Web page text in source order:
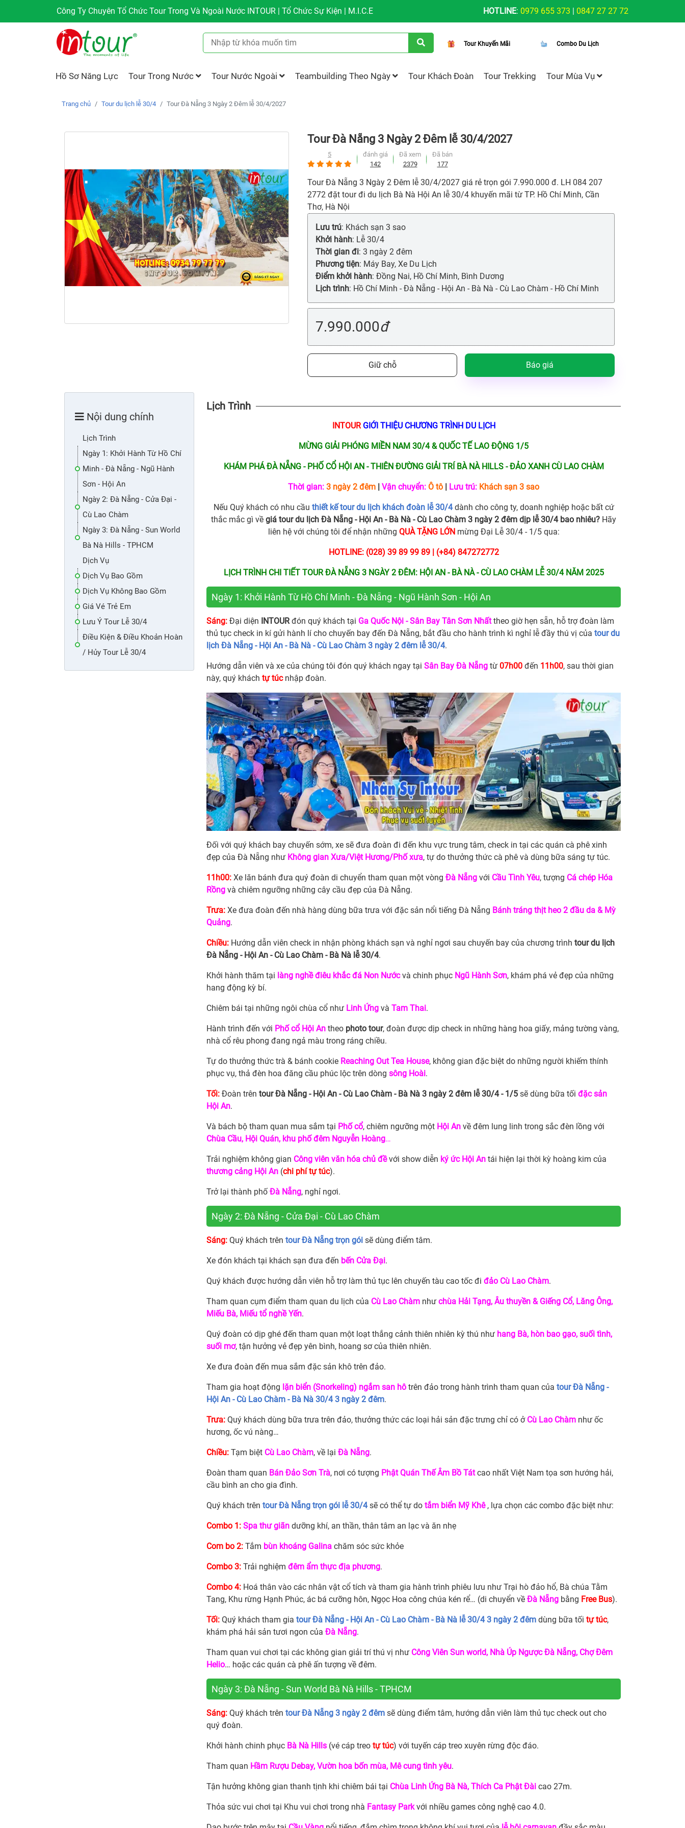
Công Ty Chuyên Tổ Chức Tour Trong Và Ngoài Nước INTOUR | Tổ Chức Sự Kiện | M.I.C.E HOTLINE: 0979 655 373 | 0847 27 27 72
Tour Khuyến Mãi Combo Du Lịch
Hồ Sơ Năng Lực Tour Trong Nước Tour Nước Ngoài Teambuilding Theo Ngày Tour Khách Đoàn Tour Trekking Tour Mùa Vụ
Trang chủ Tour du lịch lễ 30/4 Tour Đà Nẵng 3 Ngày 2 Đêm lễ 30/4/2027
Tour Đà Nẵng 3 Ngày 2 Đêm lễ 30/4/2027
5
đánh giá
142
Đã xem
2379
Đã bán
177
Tour Đà Nẵng 3 Ngày 2 Đêm lễ 30/4/2027 giá rẻ trọn gói 7.990.000 đ. LH 084 207
2772 đặt tour đi du lịch Bà Nà Hội An lễ 30/4 khuyến mãi từ TP. Hồ Chí Minh, Cần
Thơ, Hà Nội
Lưu trú: Khách sạn 3 sao
Khởi hành: Lễ 30/4
Thời gian đi: 3 ngày 2 đêm
Phương tiện: Máy Bay, Xe Du Lịch
Điểm khởi hành: Đồng Nai, Hồ Chí Minh, Bình Dương
Lịch trình: Hồ Chí Minh - Đà Nẵng - Hội An - Bà Nà - Cù Lao Chàm - Hồ Chí Minh
7.990.000đ
Giữ chỗ Báo giá
Nội dung chính
Lịch Trình
Ngày 1: Khởi Hành Từ Hồ Chí
Minh - Đà Nẵng - Ngũ Hành
Sơn - Hội An
Ngày 2: Đà Nẵng - Cửa Đại -
Cù Lao Chàm
Ngày 3: Đà Nẵng - Sun World
Bà Nà Hills - TPHCM
Dịch Vụ
Dịch Vụ Bao Gồm
Dịch Vụ Không Bao Gồm
Giá Vé Trẻ Em
Lưu Ý Tour Lễ 30/4
Điều Kiện & Điều Khoản Hoàn
/ Hủy Tour Lễ 30/4
Lịch Trình
INTOUR GIỚI THIỆU CHƯƠNG TRÌNH DU LỊCH
MỪNG GIẢI PHÓNG MIỀN NAM 30/4 & QUỐC TẾ LAO ĐỘNG 1/5
KHÁM PHÁ ĐÀ NẴNG - PHỐ CỔ HỘI AN - THIÊN ĐƯỜNG GIẢI TRÍ BÀ NÀ HILLS - ĐẢO XANH CÙ LAO CHÀM
Thời gian: 3 ngày 2 đêm | Vận chuyển: Ô tô | Lưu trú: Khách sạn 3 sao
Nếu Quý khách có nhu cầu thiết kế tour du lịch khách đoàn lễ 30/4dành cho công ty, doanh nghiệp hoặc bất cứ
thắc mắc gì về giá tour du lịch Đà Nẵng - Hội An - Bà Nà - Cù Lao Chàm 3 ngày 2 đêm dịp lễ 30/4 bao nhiêu? Hãy
liên hệ với chúng tôi để nhận những QUÀ TẶNG LỚNmừng Đại Lễ 30/4 - 1/5 qua:
HOTLINE: (028) 39 89 99 89 | (+84) 847272772
LỊCH TRÌNH CHI TIẾT TOUR ĐÀ NẴNG 3 NGÀY 2 ĐÊM: HỘI AN - BÀ NÀ - CÙ LAO CHÀM LỄ 30/4 NĂM 2025
Ngày 1: Khởi Hành Từ Hồ Chí Minh - Đà Nẵng - Ngũ Hành Sơn - Hội An
Sáng: Đại diện INTOURđón quý khách tại Ga Quốc Nội - Sân Bay Tân Sơn Nhấttheo giờ hẹn sẵn, hỗ trợ đoàn làm
thủ tục check in kí gửi hành lí cho chuyến bay đến Đà Nẵng, bắt đầu cho hành trình kì nghỉ lễ đầy thú vị của tour du
lịch Đà Nẵng - Hội An - Bà Nà - Cù Lao Chàm 3 ngày 2 đêm lễ 30/4.
Hướng dẫn viên và xe của chúng tôi đón quý khách ngay tại Sân Bay Đà Nẵng từ 07h00 đến 11h00, sau thời gian
này, quý khách tự túcnhập đoàn.
Đối với quý khách bay chuyến sớm, xe sẽ đưa đoàn đi đến khu vực trung tâm, check in tại các quán cà phê xinh
đẹp của Đà Nẵng như Không gian Xưa/Việt Hương/Phố xưa, tự do thưởng thức cà phê và dùng bữa sáng tự túc.
11h00: Xe lăn bánh đưa quý đoàn di chuyển tham quan một vòng Đà Nẵng với Cầu Tình Yêu, tượng Cá chép Hóa
Rồng và chiêm ngưỡng những cây cầu đẹp của Đà Nẵng.
Trưa: Xe đưa đoàn đến nhà hàng dùng bữa trưa với đặc sản nổi tiếng Đà Nẵng Bánh tráng thịt heo 2 đầu da & Mỳ
Quảng.
Chiều: Hướng dẫn viên check in nhận phòng khách sạn và nghỉ ngơi sau chuyến bay của chương trình tour du lịch
Đà Nẵng - Hội An - Cù Lao Chàm - Bà Nà lễ 30/4.
Khởi hành thăm tại làng nghề điêu khắc đá Non Nướcvà chinh phục Ngũ Hành Sơn, khám phá vẻ đẹp của những
hang động kỳ bí.
Chiêm bái tại những ngôi chùa cổ như Linh Ứng và Tam Thai.
Hành trình đến với Phố cổ Hội An theo photo tour, đoàn được dịp check in những hàng hoa giấy, mảng tường vàng,
nhà cổ rêu phong đang ngả màu trong ráng chiều.
Tự do thưởng thức trà & bánh cookie Reaching Out Tea House, không gian đặc biệt do những người khiếm thính
phục vụ, thả đèn hoa đăng cầu phúc lộc trên dòng sông Hoài.
Tối: Đoàn trên tour Đà Nẵng - Hội An - Cù Lao Chàm - Bà Nà 3 ngày 2 đêm lễ 30/4 - 1/5 sẽ dùng bữa tối đặc sản
Hội An.
Và bách bộ tham quan mua sắm tại Phố cổ, chiêm ngưỡng một Hội An về đêm lung linh trong sắc đèn lồng với
Chùa Cầu, Hội Quán, khu phố đêm Nguyễn Hoàng…
Trải nghiệm không gian Công viên văn hóa chủ đềvới show diễn ký ức Hội An tái hiện lại thời kỳ hoàng kim của
thương cảng Hội An (chi phí tự túc).
Trở lại thành phốĐà Nẵng, nghỉ ngơi.
Ngày 2: Đà Nẵng - Cửa Đại - Cù Lao Chàm
Sáng: Quý khách trên tour Đà Nẵng trọn gói sẽ dùng điểm tâm.
Xe đón khách tại khách sạn đưa đến bến Cửa Đại.
Quý khách được hướng dẫn viên hỗ trợ làm thủ tục lên chuyến tàu cao tốc đi đảo Cù Lao Chàm.
Tham quan cụm điểm tham quan du lịch của Cù Lao Chàm như chùa Hải Tạng, Âu thuyền & Giếng Cổ, Lăng Ông,
Miếu Bà, Miếu tổ nghề Yến.
Quý đoàn có dịp ghé đến tham quan một loạt thắng cảnh thiên nhiên kỳ thú như hang Bà, hòn bao gạo, suối tình,
suối mơ, tận hưởng vẻ đẹp yên bình, hoang sơ của thiên nhiên.
Xe đưa đoàn đến mua sắm đặc sản khô trên đảo.
Tham gia hoạt động lặn biển (Snorkeling) ngắm san hô trên đảo trong hành trình tham quan của tour Đà Nẵng -
Hội An - Cù Lao Chàm - Bà Nà 30/4 3 ngày 2 đêm.
Trưa: Quý khách dùng bữa trưa trên đảo, thưởng thức các loại hải sản đặc trưng chỉ có ở Cù Lao Chàm như ốc
hương, ốc vú nàng…
Chiều: Tạm biệt Cù Lao Chàm, về lại Đà Nẵng.
Đoàn tham quan Bán Đảo Sơn Trà, nơi có tượng Phật Quán Thế Âm Bồ Tátcao nhất Việt Nam tọa sơn hướng hải,
cầu bình an cho gia đình.
Quý khách trên tour Đà Nẵng trọn gói lễ 30/4sẽ có thể tự do tắm biển Mỹ Khê, lựa chọn các combo đặc biệt như:
Combo 1: Spa thư giãn dưỡng khí, an thần, thân tâm an lạc và ăn nhẹ
Com bo 2: Tắm bùn khoáng Galina chăm sóc sức khỏe
Combo 3: Trải nghiệm đêm ẩm thực địa phương.
Combo 4: Hoá thân vào các nhân vật cổ tích và tham gia hành trình phiêu lưu như Trại hò đảo hổ, Bà chúa Tằm
Tang, Khu rừng Hạnh Phúc, ác bá cưỡng hôn, Ngọc Hoa công chúa kén rể… (di chuyển về Đà Nẵng bằng Free Bus).
Tối: Quý khách tham gia tour Đà Nẵng - Hội An - Cù Lao Chàm - Bà Nà lễ 30/4 3 ngày 2 đêm dùng bữa tối tự túc,
khám phá hải sản tươi ngon của Đà Nẵng.
Tham quan vui chơi tại các không gian giải trí thú vị như Công Viên Sun world, Nhà Úp Ngược Đà Nẵng, Chợ Đêm
Helio… hoặc các quán cà phê ấn tượng về đêm.
Ngày 3: Đà Nẵng - Sun World Bà Nà Hills - TPHCM
Sáng: Quý khách trên tour Đà Nẵng 3 ngày 2 đêm sẽ dùng điểm tâm, hướng dẫn viên làm thủ tục check out cho
quý đoàn.
Khởi hành chinh phục Bà Nà Hills (vé cáp treo tự túc) với tuyến cáp treo xuyên rừng độc đáo.
Tham quan Hầm Rượu Debay, Vườn hoa bốn mùa, Mê cung tình yêu.
Tận hưởng không gian thanh tịnh khi chiêm bái tại Chùa Linh Ứng Bà Nà, Thích Ca Phật Đài cao 27m.
Thỏa sức vui chơi tại Khu vui chơi trong nhà Fantasy Parkvới nhiều games công nghệ cao 4.0.